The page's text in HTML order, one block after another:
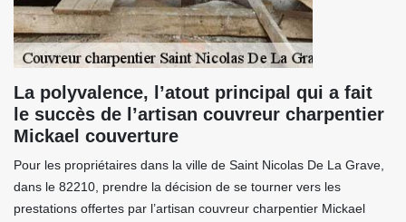
La polyvalence, l’atout principal qui a fait
le succès de l’artisan couvreur charpentier
Mickael couverture
Pour les propriétaires dans la ville de Saint Nicolas De La Grave,
dans le 82210, prendre la décision de se tourner vers les
prestations offertes par l’artisan couvreur charpentier Mickael